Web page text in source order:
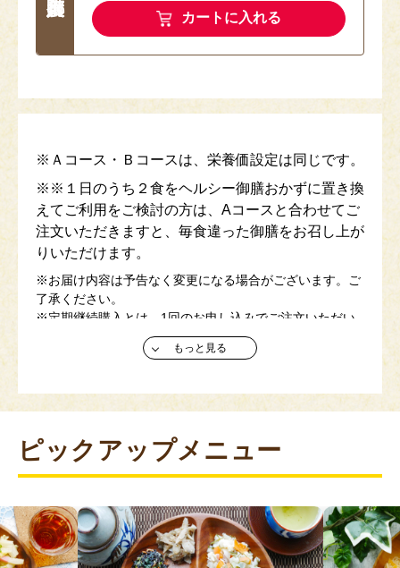
カートに入れる
※Ａコース・Ｂコースは、栄養価設定は同じです。
※※１日のうち２食をヘルシー御膳おかずに置き換
えてご利用をご検討の方は、Aコースと合わせてご
注文いただきますと、毎食違った御膳をお召し上が
りいただけます。
※お届け内容は予告なく変更になる場合がございます。ご
了承ください。
※定期継続購入とは、1回のお申し込みでご注文いただい
た商品を、指定された日に定期的にお届けするサービスで
す。 （3回以上の継続からご利用いただけます。)
今だけの特別メニューをぜひご賞味ください！
(容器の色がピンクの商品です)
もっと見る
ピックアップメニュー